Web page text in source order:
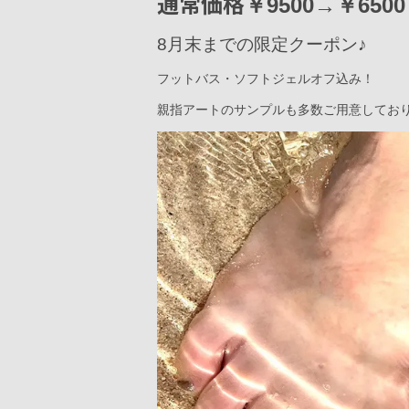
￥9500→￥6500
8月末までの限定クーポン♪
フットバス・ソフトジェルオフ込み！
親指アートのサンプルも多数ご用意してお